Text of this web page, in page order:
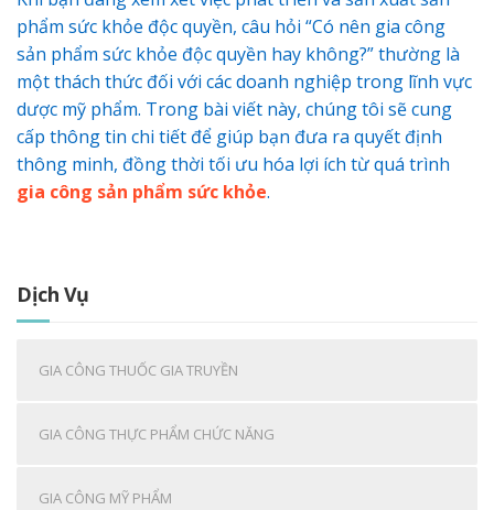
phẩm sức khỏe độc quyền, câu hỏi “Có nên gia công
sản phẩm sức khỏe độc quyền hay không?” thường là
một thách thức đối với các doanh nghiệp trong lĩnh vực
dược mỹ phẩm. Trong bài viết này, chúng tôi sẽ cung
cấp thông tin chi tiết để giúp bạn đưa ra quyết định
thông minh, đồng thời tối ưu hóa lợi ích từ quá trình
gia công sản phẩm sức khỏe.
Dịch Vụ
GIA CÔNG THUỐC GIA TRUYỀN
GIA CÔNG THỰC PHẨM CHỨC NĂNG
GIA CÔNG MỸ PHẨM